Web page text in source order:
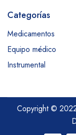
Categorías
Medicamentos
Equipo médico
Instrumental
Copyright ©